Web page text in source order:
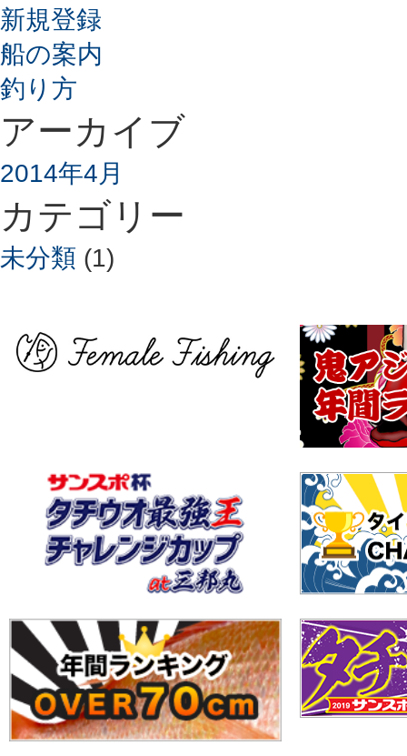
新規登録
船の案内
釣り方
アーカイブ
2014年4月
カテゴリー
未分類 (1)